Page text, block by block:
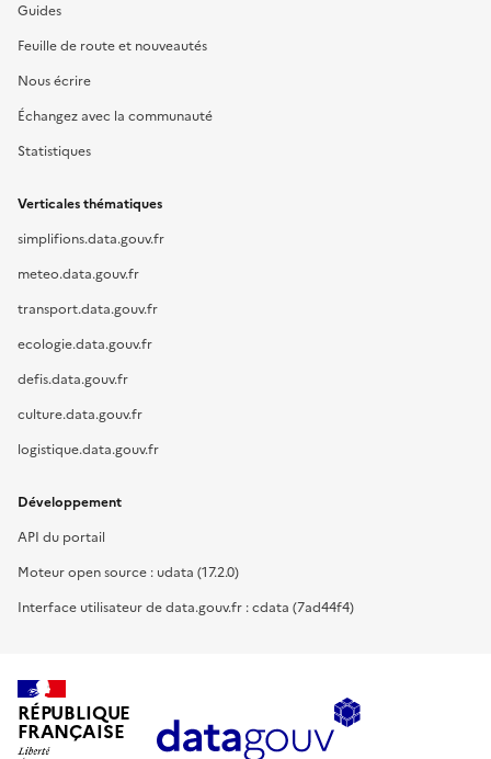
Guides
Feuille de route et nouveautés
Nous écrire
Échangez avec la communauté
Statistiques
Verticales thématiques
simplifions.data.gouv.fr
meteo.data.gouv.fr
transport.data.gouv.fr
ecologie.data.gouv.fr
defis.data.gouv.fr
culture.data.gouv.fr
logistique.data.gouv.fr
Développement
API du portail
Moteur open source : udata (17.2.0)
Interface utilisateur de data.gouv.fr : cdata (7ad44f4)
RÉPUBLIQUE
FRANÇAISE